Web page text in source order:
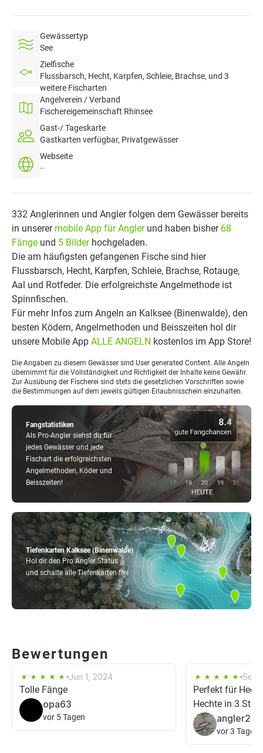
Gewässertyp
See
Zielfische
Flussbarsch, Hecht, Karpfen, Schleie, Brachse, und 3
weitere Fischarten
Angelverein / Verband
Fischereigemeinschaft Rhinsee
Gast-/ Tageskarte
Gastkarten verfügbar, Privatgewässer
Webseite
--
Tiefenkarten Kalksee (Binenwalde)
Hol dir den Pro Angler Status
und schalte alle Tiefenkarten frei
Fangstatistiken
Als Pro-Angler siehst du für
jedes Gewässer und jede
Fischart die erfolgreichsten
Angelmethoden, Köder und
Beisszeiten!
332 Anglerinnen und Angler folgen dem Gewässer bereits
in unserer mobile App für Anglerund haben bisher 68
Fänge und 5 Bilderhochgeladen.
Die am häufigsten gefangenen Fische sind hier
Flussbarsch, Hecht, Karpfen, Schleie, Brachse, Rotauge,
Aal und Rotfeder. Die erfolgreichste Angelmethode ist
Spinnfischen.
Für mehr Infos zum Angeln an Kalksee (Binenwalde), den
besten Ködern, Angelmethoden und Beisszeiten hol dir
unsere Mobile App ALLE ANGELN kostenlos im App Store!
Die Angaben zu diesem Gewässer sind User generated Content. Alle Angeln
übernimmt für die Vollständigkeit und Richtigkeit der Inhalte keine Gewähr.
Zur Ausübung der Fischerei sind stets die gesetzlichen Vorschriften sowie
die Bestimmungen auf dem jeweils gültigen Erlaubnisschein einzuhalten.
Bewertungen
Jun 1, 2024
Tolle Fänge
opa63
vor 5 Tagen
Sep
Perfekt für
Hechte in 3
vor 3 Tagen